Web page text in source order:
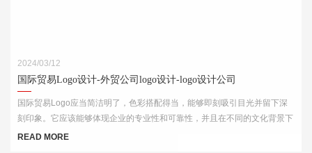
2024/03/12
国际贸易Logo设计-外贸公司logo设计-logo设计公司
国际贸易Logo应当简洁明了，色彩搭配得当，能够即刻吸引目光并留下深
刻印象。它应该能够体现企业的专业性和可靠性，并且在不同的文化背景下
都能够被理解和接受。此外，Logo的设计还需考虑到其在各种媒介上的应
READ MORE